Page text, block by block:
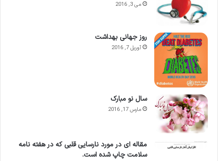
می 3, 2016
روز جهانی بهداشت
آوریل 7, 2016
سال نو مبارک
مارس 17, 2016
مقاله ای در مورد نارسایی قلبی که در هفته نامه
سلامت چاپ شده است.